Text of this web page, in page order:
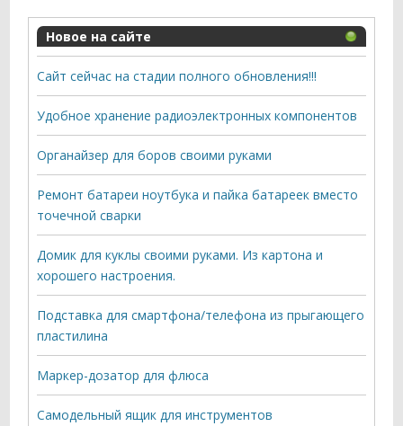
Новое на сайте
Сайт сейчас на стадии полного обновления!!!
Удобное хранение радиоэлектронных компонентов
Органайзер для боров своими руками
Ремонт батареи ноутбука и пайка батареек вместо
точечной сварки
Домик для куклы своими руками. Из картона и
хорошего настроения.
Подставка для смартфона/телефона из прыгающего
пластилина
Маркер-дозатор для флюса
Самодельный ящик для инструментов